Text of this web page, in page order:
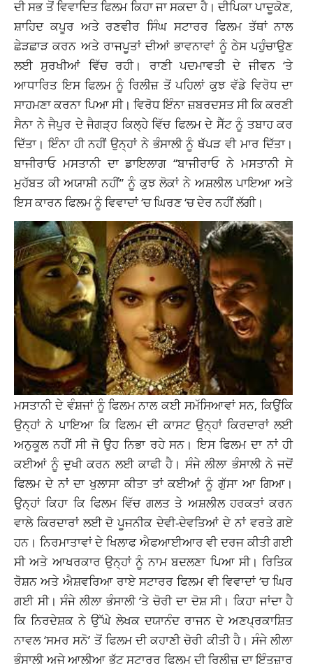
ਦੀ ਸਭ ਤੋਂ ਵਿਵਾਦਿਤ ਫਿਲਮ ਕਿਹਾ ਜਾ ਸਕਦਾ ਹੈ। ਦੀਪਿਕਾ ਪਾਦੂਕੋਣ,
ਸ਼ਾਹਿਦ ਕਪੂਰ ਅਤੇ ਰਣਵੀਰ ਸਿੰਘ ਸਟਾਰਰ ਫਿਲਮ ਤੱਥਾਂ ਨਾਲ
ਛੇੜਛਾੜ ਕਰਨ ਅਤੇ ਰਾਜਪੂਤਾਂ ਦੀਆਂ ਭਾਵਨਾਵਾਂ ਨੂੰ ਠੇਸ ਪਹੁੰਚਾਉਣ
ਲਈ ਸੁਰਖੀਆਂ ਵਿੱਚ ਰਹੀ। ਰਾਣੀ ਪਦਮਾਵਤੀ ਦੇ ਜੀਵਨ ‘ਤੇ
ਆਧਾਰਿਤ ਇਸ ਫਿਲਮ ਨੂੰ ਰਿਲੀਜ਼ ਤੋਂ ਪਹਿਲਾਂ ਕੁਝ ਵੱਡੇ ਵਿਰੋਧ ਦਾ
ਸਾਹਮਣਾ ਕਰਨਾ ਪਿਆ ਸੀ। ਵਿਰੋਧ ਇੰਨਾ ਜ਼ਬਰਦਸਤ ਸੀ ਕਿ ਕਰਣੀ
ਸੈਨਾ ਨੇ ਜੈਪੁਰ ਦੇ ਜੈਗੜ੍ਹ ਕਿਲ੍ਹੇ ਵਿੱਚ ਫਿਲਮ ਦੇ ਸੈੱਟ ਨੂੰ ਤਬਾਹ ਕਰ
ਦਿੱਤਾ। ਇੰਨਾ ਹੀ ਨਹੀਂ ਉਨ੍ਹਾਂ ਨੇ ਭੰਸਾਲੀ ਨੂੰ ਥੱਪੜ ਵੀ ਮਾਰ ਦਿੱਤਾ।
ਬਾਜੀਰਾਓ ਮਸਤਾਨੀ ਦਾ ਡਾਇਲਾਗ “ਬਾਜੀਰਾਓ ਨੇ ਮਸਤਾਨੀ ਸੇ
ਮੁਹੱਬਤ ਕੀ ਅਯਾਸ਼ੀ ਨਹੀਂ” ਨੂੰ ਕੁਝ ਲੋਕਾਂ ਨੇ ਅਸ਼ਲੀਲ ਪਾਇਆ ਅਤੇ
ਇਸ ਕਾਰਨ ਫਿਲਮ ਨੂੰ ਵਿਵਾਦਾਂ ‘ਚ ਘਿਰਣ ‘ਚ ਦੇਰ ਨਹੀਂ ਲੱਗੀ।
ਮਸਤਾਨੀ ਦੇ ਵੰਸ਼ਜਾਂ ਨੂੰ ਫਿਲਮ ਨਾਲ ਕਈ ਸਮੱਸਿਆਵਾਂ ਸਨ, ਕਿਉਂਕਿ
ਉਨ੍ਹਾਂ ਨੇ ਪਾਇਆ ਕਿ ਫਿਲਮ ਦੀ ਕਾਸਟ ਉਨ੍ਹਾਂ ਕਿਰਦਾਰਾਂ ਲਈ
ਅਨੁਕੂਲ ਨਹੀਂ ਸੀ ਜੋ ਉਹ ਨਿਭਾ ਰਹੇ ਸਨ। ਇਸ ਫਿਲਮ ਦਾ ਨਾਂ ਹੀ
ਕਈਆਂ ਨੂੰ ਦੁਖੀ ਕਰਨ ਲਈ ਕਾਫੀ ਹੈ। ਸੰਜੇ ਲੀਲਾ ਭੰਸਾਲੀ ਨੇ ਜਦੋਂ
ਫਿਲਮ ਦੇ ਨਾਂ ਦਾ ਖੁਲਾਸਾ ਕੀਤਾ ਤਾਂ ਕਈਆਂ ਨੂੰ ਗੁੱਸਾ ਆ ਗਿਆ।
ਉਨ੍ਹਾਂ ਕਿਹਾ ਕਿ ਫਿਲਮ ਵਿੱਚ ਗਲਤ ਤੇ ਅਸ਼ਲੀਲ ਹਰਕਤਾਂ ਕਰਨ
ਵਾਲੇ ਕਿਰਦਾਰਾਂ ਲਈ ਦੋ ਪੂਜਨੀਕ ਦੇਵੀ-ਦੇਵਤਿਆਂ ਦੇ ਨਾਂ ਵਰਤੇ ਗਏ
ਹਨ। ਨਿਰਮਾਤਾਵਾਂ ਦੇ ਖਿਲਾਫ ਐਫਆਈਆਰ ਵੀ ਦਰਜ ਕੀਤੀ ਗਈ
ਸੀ ਅਤੇ ਆਖਰਕਾਰ ਉਨ੍ਹਾਂ ਨੂੰ ਨਾਮ ਬਦਲਣਾ ਪਿਆ ਸੀ। ਰਿਤਿਕ
ਰੋਸ਼ਨ ਅਤੇ ਐਸ਼ਵਰਿਆ ਰਾਏ ਸਟਾਰਰ ਫਿਲਮ ਵੀ ਵਿਵਾਦਾਂ ‘ਚ ਘਿਰ
ਗਈ ਸੀ। ਸੰਜੇ ਲੀਲਾ ਭੰਸਾਲੀ ‘ਤੇ ਚੋਰੀ ਦਾ ਦੋਸ਼ ਸੀ। ਕਿਹਾ ਜਾਂਦਾ ਹੈ
ਕਿ ਨਿਰਦੇਸ਼ਕ ਨੇ ਉੱਘੇ ਲੇਖਕ ਦਯਾਨੰਦ ਰਾਜਨ ਦੇ ਅਣਪ੍ਰਕਾਸ਼ਿਤ
ਨਾਵਲ ‘ਸਮਰ ਸਨੋ’ ਤੋਂ ਫਿਲਮ ਦੀ ਕਹਾਣੀ ਚੋਰੀ ਕੀਤੀ ਹੈ। ਸੰਜੇ ਲੀਲਾ
ਭੰਸਾਲੀ ਅਜੇ ਆਲੀਆ ਭੱਟ ਸਟਾਰਰ ਫਿਲਮ ਦੀ ਰਿਲੀਜ਼ ਦਾ ਇੰਤਜ਼ਾਰ